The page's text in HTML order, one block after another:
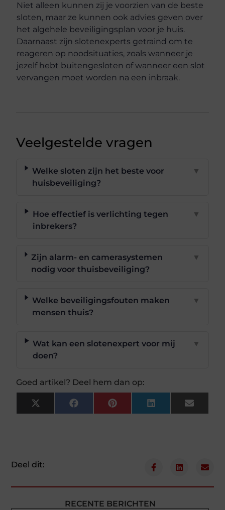
Niet alleen kunnen zij je voorzien van de beste
sloten, maar ze kunnen ook advies geven over
het algehele beveiligingsplan voor je huis.
Daarnaast zijn slotenexperts getraind om te
reageren op noodsituaties, zoals wanneer je
jezelf hebt buitengesloten of wanneer een slot
vervangen moet worden na een inbraak.
Veelgestelde vragen
Welke sloten zijn het beste voor
huisbeveiliging?
▼
Hoe effectief is verlichting tegen
inbrekers?
▼
Zijn alarm- en camerasystemen
nodig voor thuisbeveiliging?
▼
Welke beveiligingsfouten maken
mensen thuis?
▼
Wat kan een slotenexpert voor mij
doen?
▼
Goed artikel? Deel hem dan op:
X
(Twitter)
FacebookPinterestLinkedInEmail
Deel dit:
RECENTE BERICHTEN